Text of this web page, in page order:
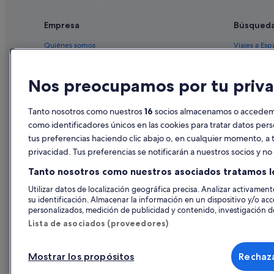
Empresa
Quiénes somos
Anuncia tu alojamiento
Prensa
Viajes a
Alquileres
Vuelos
Alquiler de
© 2026 Expedia, Inc., una empresa de Expedia Group. Todos los
Nos preocupamos por tu
Tanto nosotros como nuestros16 socios almacenamos o
como identificadores únicos en las cookies para tratar datos
tus preferencias haciendo clic abajo o, en cualquier momento,
privacidad. Tus preferencias se notificarán a nuestros socios y
Tanto nosotros como nuestros asociados tratamos
Utilizar datos de localización geográfica precisa. Analizar
su identificación. Almacenar la información en un dispositivo y/o
personalizados, medición de publicidad y contenido, investigación
Lista de asociados (proveedores)
Mostrar los propósitos